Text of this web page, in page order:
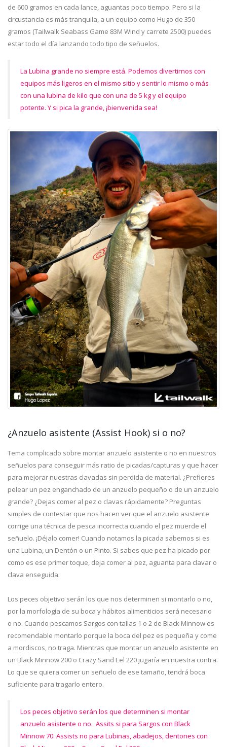
de 600 gramos en cada lance, aguantas poco tiempo. Pero si la
circustancia es más tranquila, a un equipo como Hugo de 350
gramos (Tailwalk Seabass Game 83M Wind y carrete 2500) puedes
estar todo el día lanzando todo tipo de señuelos.
La Lubina grande no siempre está. Podemos divertirnos con
equipos más ligeros en el mismo sitio y sentir lo mismo o más
con una lubina de kilo que con una de 5 kg y el equipo
potente. Y si pica la grande, ¡bienvenida sea!
¿Anzuelo asistente (Assist Hook) si o no?
Tema complicado sobre montar anzuelo asistente o no en nuestros
señuelos para conseguir más ratio de picadas/capturas y que hacer
para mejorar nuestras clavadas sin perdida de material. ¿Prefieres
pelear un pez enganchado de un anzuelo pequeño o de un anzuelo
grande? ¿Dejas comer al pez o clavas rápidamente? Preguntas
simples de contestar que nos hacen ver que el anzuelo asistente
corrige una técnica de pesca incorrecta cuando el pez muerde el
señuelo. ¡Déjalo comer! Cuando notamos la picada sabemos si es
una Lubina, un Dentón o un Pinto. Si sabes que pez ha picado por
como es ese primer toque, deja comer al pez, aguanta para clavar o
clava enseguida.
Los peces objetivo serán los que nos determinen si montarlo o no,
por la morfología de su boca y hábitos alimenticios será necesario
o no. Cuando pescamos Sargos con tallas 1 o 2 de Black Minnow es
recomendable montarlo porque la boca del pez es pequeña y come
a mordiscos, no traga. Mientras que montar un anzuelo asistente en
un Black Minnow 200 o Crazy Sand Eel 220 jugaría en nuestra contra.
Lo que se quiera comer un señuelo de ese tamaño, tendrá boca
suficiente para tragarlo entero.
Los peces objetivo serán los que determinen si montar
anzuelo asistente o no. Assits si para Sargos con Black
Minnow 70. Assists no para Lubinas, abadejos, dentones con